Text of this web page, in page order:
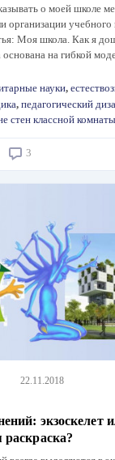
о моей школе
организации учебного
Моя школа. Как я
на гибкой
науки,
, педагогический
стен классной комнаты
3
22.11.2018
экзоскелет